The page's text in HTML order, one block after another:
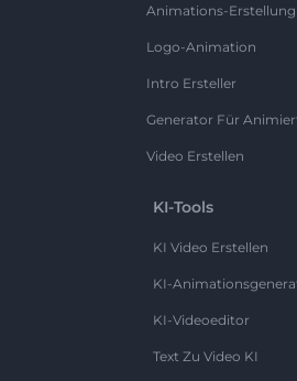
Animations-Erstellung
Logo-Animation
Intro Ersteller
Generator Für
Video Erstellen
KI-Tools
KI Video Erstellen
KI-
KI-Videoeditor
Text Zu Video KI